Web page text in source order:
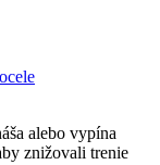
alebo vypína
znižovali trenie